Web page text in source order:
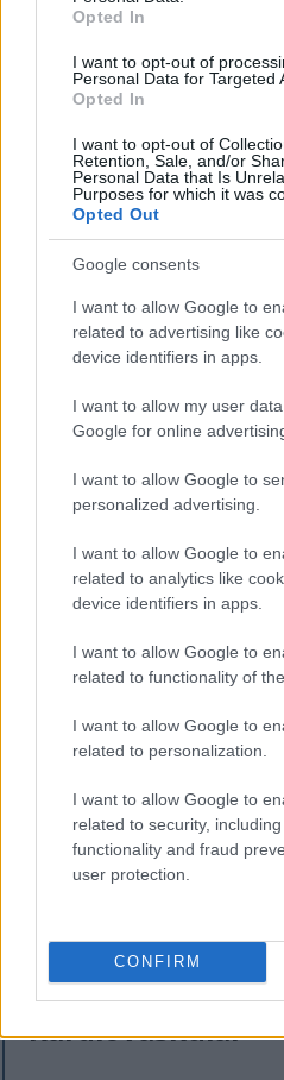
Opted In
I want to opt-out of
Personal Data for Targeted
Opted In
I want to opt-out of
Retention, Sale, and/or
Personal Data that Is
Purposes for which it was
Opted Out
Google consents
I want to allow Google to
related to advertising like
device identifiers in apps.
I want to allow my user
Google for online
I want to allow Google to
personalized advertising.
I want to allow Google to
related to analytics like
device identifiers in apps.
I want to allow Google to
related to functionality of
I want to allow Google to
related to personalization.
I want to allow Google to
related to security,
functionality and fraud
user protection.
CONFIRM
Penelitian menunjukkan
mungkin membantu
gigi berlubang. Blackberry
khusus yang baik untuk
Menambahkan buah beri
atau makanan Anda baik
mengurangi peradangan di
membantu mengatasi
mulut Anda terasa lebih
Potensi Efek
Buah Blackberry
Buah beri hitam tidak
baik untuk kesehatan.
seperti antosianin.
membantu melawan
Peradangan dikaitkan
serius, seperti penyakit
Menambahkan buah beri
Anda dapat membantu
bagi siapa pun yang ingin
mengurangi peradangan
menjadi keuntungan besar
Mengonsumsinya dapat
peradangan dalam tubuh
Dapat
Kardiovaskular